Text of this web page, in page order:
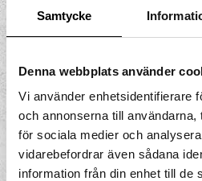
Samtycke
Denna webbplats använder
Vi använder enhetsidentifierare
och annonserna till användarna,
för sociala medier och
vidarebefordrar även sådana
information från din enhet till de
SPA between 9:00 AM
Free parking, subject
hotel’s private
Book the package here!